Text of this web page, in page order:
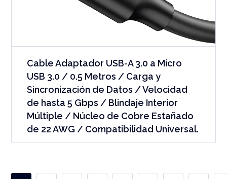
Cable Adaptador USB-A 3.0 a Micro
USB 3.0 / 0.5 Metros / Carga y
Sincronización de Datos / Velocidad
de hasta 5 Gbps / Blindaje Interior
Múltiple / Núcleo de Cobre Estañado
de 22 AWG / Compatibilidad Universal.